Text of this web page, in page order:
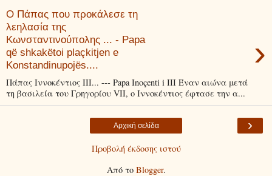
Ο Πάπας που προκάλεσε τη
λεηλασία της
Κωνσταντινούπολης ... - Papa
që shkakëtoi plaçkitjen e
Konstandinupojës....
›
Πάπας Ιννοκέντιος ΙΙΙ... --- Papa Inoçenti i III Έναν αιώνα μετά
τη βασιλεία του Γρηγορίου VII, ο Ιννοκέντιος έφτασε την α...
›
Αρχική σελίδα
Προβολή έκδοσης ιστού
Από το Blogger.